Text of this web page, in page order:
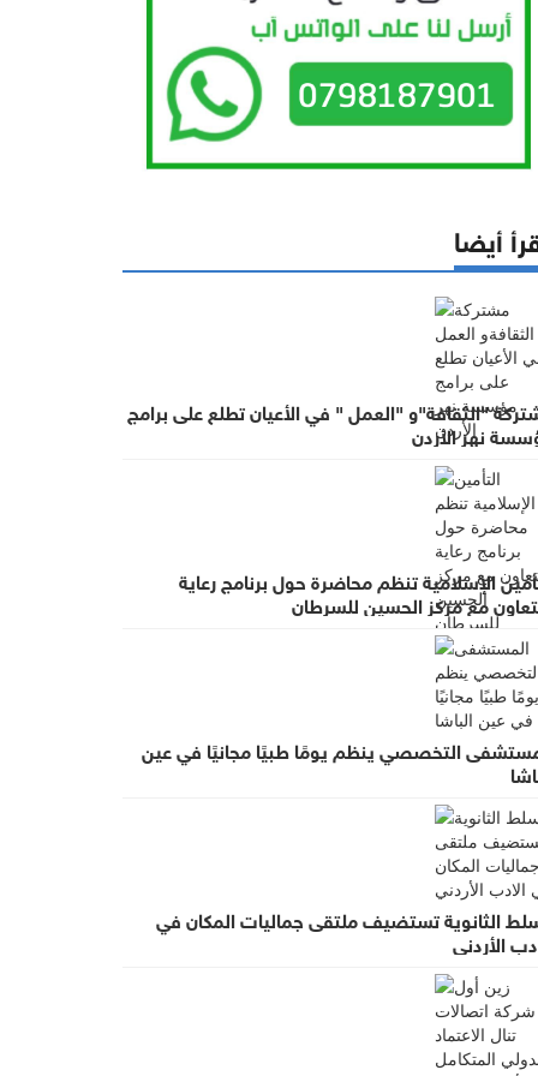
أيضا
"الثقافة"و "العمل " في الأعيان تطلع على برامج
نهر الأردن
الإسلامية تنظم محاضرة حول برنامج رعاية
مع مركز الحسين للسرطان
التخصصي ينظم يومًا طبيًا مجانيًا في عين
الثانوية تستضيف ملتقى جماليات المكان في
الأردني